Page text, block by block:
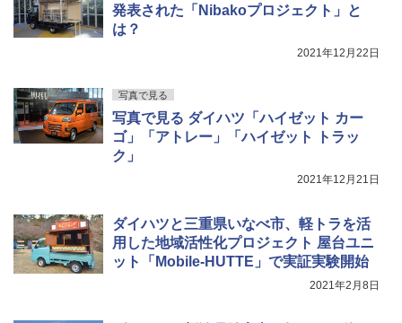
発表された「Nibakoプロジェクト」と
は？
2021年12月22日
写真で見る
写真で見る ダイハツ「ハイゼット カー
ゴ」「アトレー」「ハイゼット トラッ
ク」
2021年12月21日
ダイハツと三重県いなべ市、軽トラを活
用した地域活性化プロジェクト 屋台ユニ
ット「Mobile-HUTTE」で実証実験開始
2021年2月8日